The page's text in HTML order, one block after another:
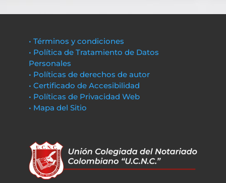
• Términos y condiciones
• Política de Tratamiento de Datos
Personales
• Políticas de derechos de autor
• Certificado de Accesibilidad
• Políticas de Privacidad Web
• Mapa del Sitio